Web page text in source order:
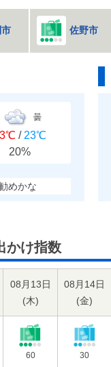
市 佐野市
曇
/ 23℃
20%
めかな
かけ指数
08月13日
(木)
08月14日
(金)
60 30